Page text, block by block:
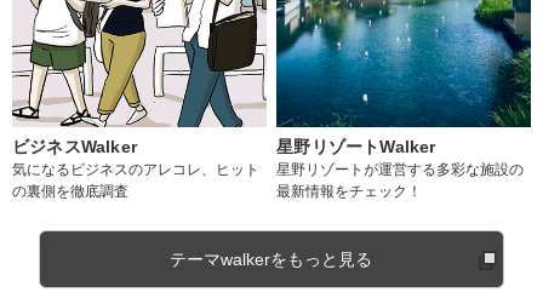
ビジネスWalker
気になるビジネスのアレコレ、ヒット
の裏側を徹底調査
星野リゾートWalker
星野リゾートが運営する多彩な施設の
最新情報をチェック！
テーマwalkerをもっと見る